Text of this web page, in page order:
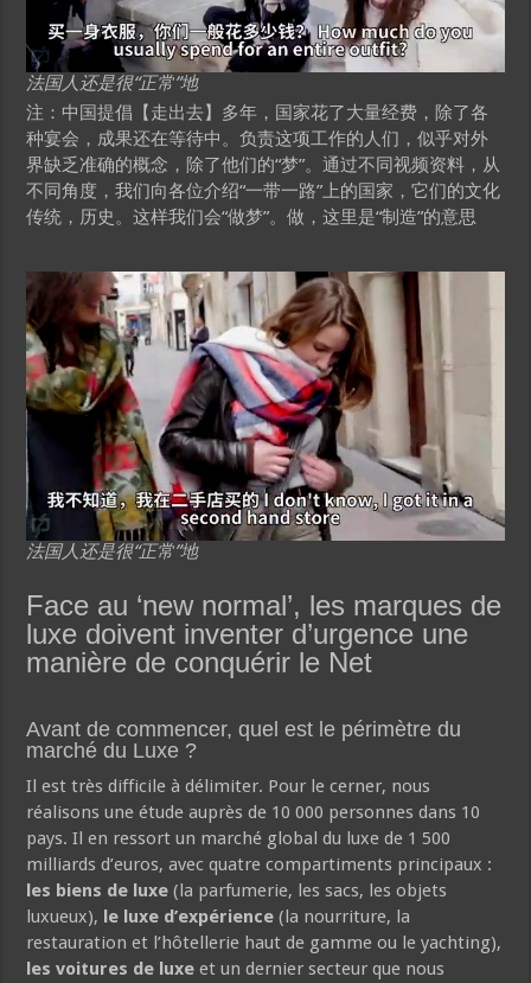
法国人还是很“正常”地
注：中国提倡【走出去】多年，国家花了大量经费，除了各
种宴会，成果还在等待中。负责这项工作的人们，似乎对外
界缺乏准确的概念，除了他们的“梦”。通过不同视频资料，从
不同角度，我们向各位介绍“一带一路”上的国家，它们的文化
传统，历史。这样我们会“做梦”。做，这里是“制造”的意思
法国人还是很“正常”地
Face au ‘new normal’, les marques de
luxe doivent inventer d’urgence une
manière de conquérir le Net
Avant de commencer, quel est le périmètre du
marché du Luxe ?
Il est très difficile à délimiter. Pour le cerner, nous
réalisons une étude auprès de 10 000 personnes dans 10
pays. Il en ressort un marché global du luxe de 1 500
milliards d’euros, avec quatre compartiments principaux :
les biens de luxe (la parfumerie, les sacs, les objets
luxueux), le luxe d’expérience (la nourriture, la
restauration et l’hôtellerie haut de gamme ou le yachting),
les voitures de luxe et un dernier secteur que nous